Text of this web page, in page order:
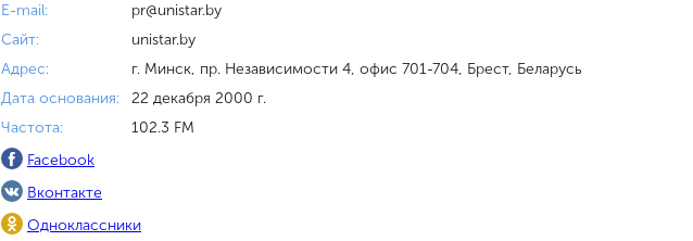
E-mail:
pr@unistar.by
Сайт:
unistar.by
Адрес:
г. Минск, пр. Независимости 4, офис 701-704, Брест, Беларусь
Дата основания:
22 декабря 2000 г.
Частота:
102.3 FM
Facebook
Вконтакте
Одноклассники